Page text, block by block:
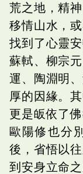
荒之地，精
移情山水，
找到了心靈
蘇軾、柳宗
運、陶淵明
厚的因緣。
更是皈依了
歐陽修也分
後，省悟以
到安身立命